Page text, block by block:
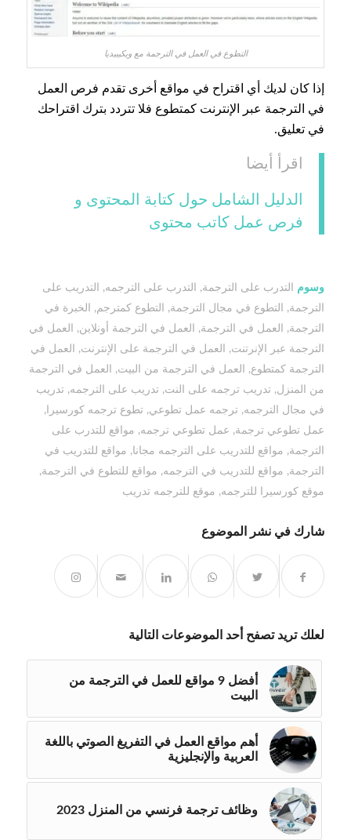
التطوع في العمل في الترجمة مع ويكيبيديا
إذا كان لديك أي اقتراح في مواقع أخرى تقدم فرص العمل
في الترجمة عبر الإنترنت كمتطوع فلا تتردد بترك اقتراحك
في تعليق.
اقرأ أيضا
الدليل الشامل حول كتابة المحتوى و
فرص عمل كاتب محتوى
وسوم التدرب على الترجمة, التدرب على الترجمه,
التدريب على
الترجمة, التطوع في مجال الترجمة, التطوع كمترجم ,
الخبرة في
الترجمة, العمل في الترجمة, العمل في الترجمة أونلاين,
العمل في
الترجمة عبر الإنرتنت, العمل في الترجمة على الإنترنت,
العمل في
الترجمة كمتطوع, العمل في الترجمة من البيت,
العمل في الترجمة
من المنزل, تدريب ترجمه على النت, تدريب على الترجمه, تدريب
في مجال الترجمه, ترجمه عمل تطوعي, تطوع ترجمه كورسيرا ,
عمل تطوعي ترجمة, عمل تطوعي ترجمه, مواقع للتدرب على
الترجمة, مواقع للتدريب على الترجمه مجانا , مواقع للتدريب في
الترجمة, مواقع للتدريب في الترجمه, مواقع للتطوع في الترجمة,
موقع كورسيرا للترجمه, موقع للترجمه تدريب
شارك في نشر الموضوع
لعلك تريد تصفح أحد الموضوعات التالية
أفضل 9 مواقع للعمل في الترجمة من
البيت
أهم مواقع العمل في التفريغ الصوتي باللغة
العربية والإنجليزية
وظائف ترجمة فرنسي من المنزل 2023